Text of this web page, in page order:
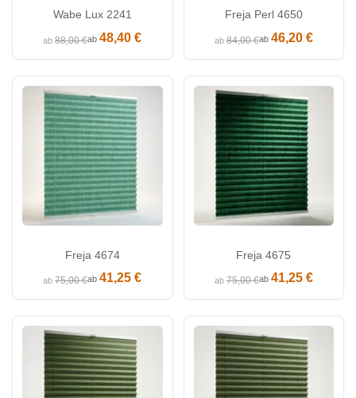
Wabe Lux 2241
ab88,00 €ab48,40 €
Freja Perl 4650
ab84,00 €ab 46,20 €
Freja 4674
ab75,00 €ab41,25 €
Freja 4675
ab75,00 €ab 41,25 €